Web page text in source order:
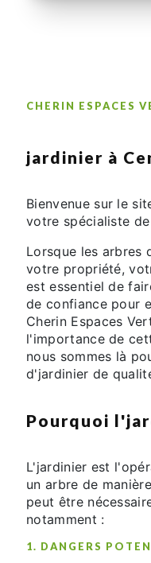
CHERIN ESPACES
jardinier à
Bienvenue sur le
votre spécialiste
Lorsque les arbres
votre propriété,
est essentiel de
de confiance pour
Cherin Espaces
l'importance de
nous sommes là
d'jardinier de
Pourquoi
L'jardinier est
un arbre de
peut être
notamment :
1. DANGERS